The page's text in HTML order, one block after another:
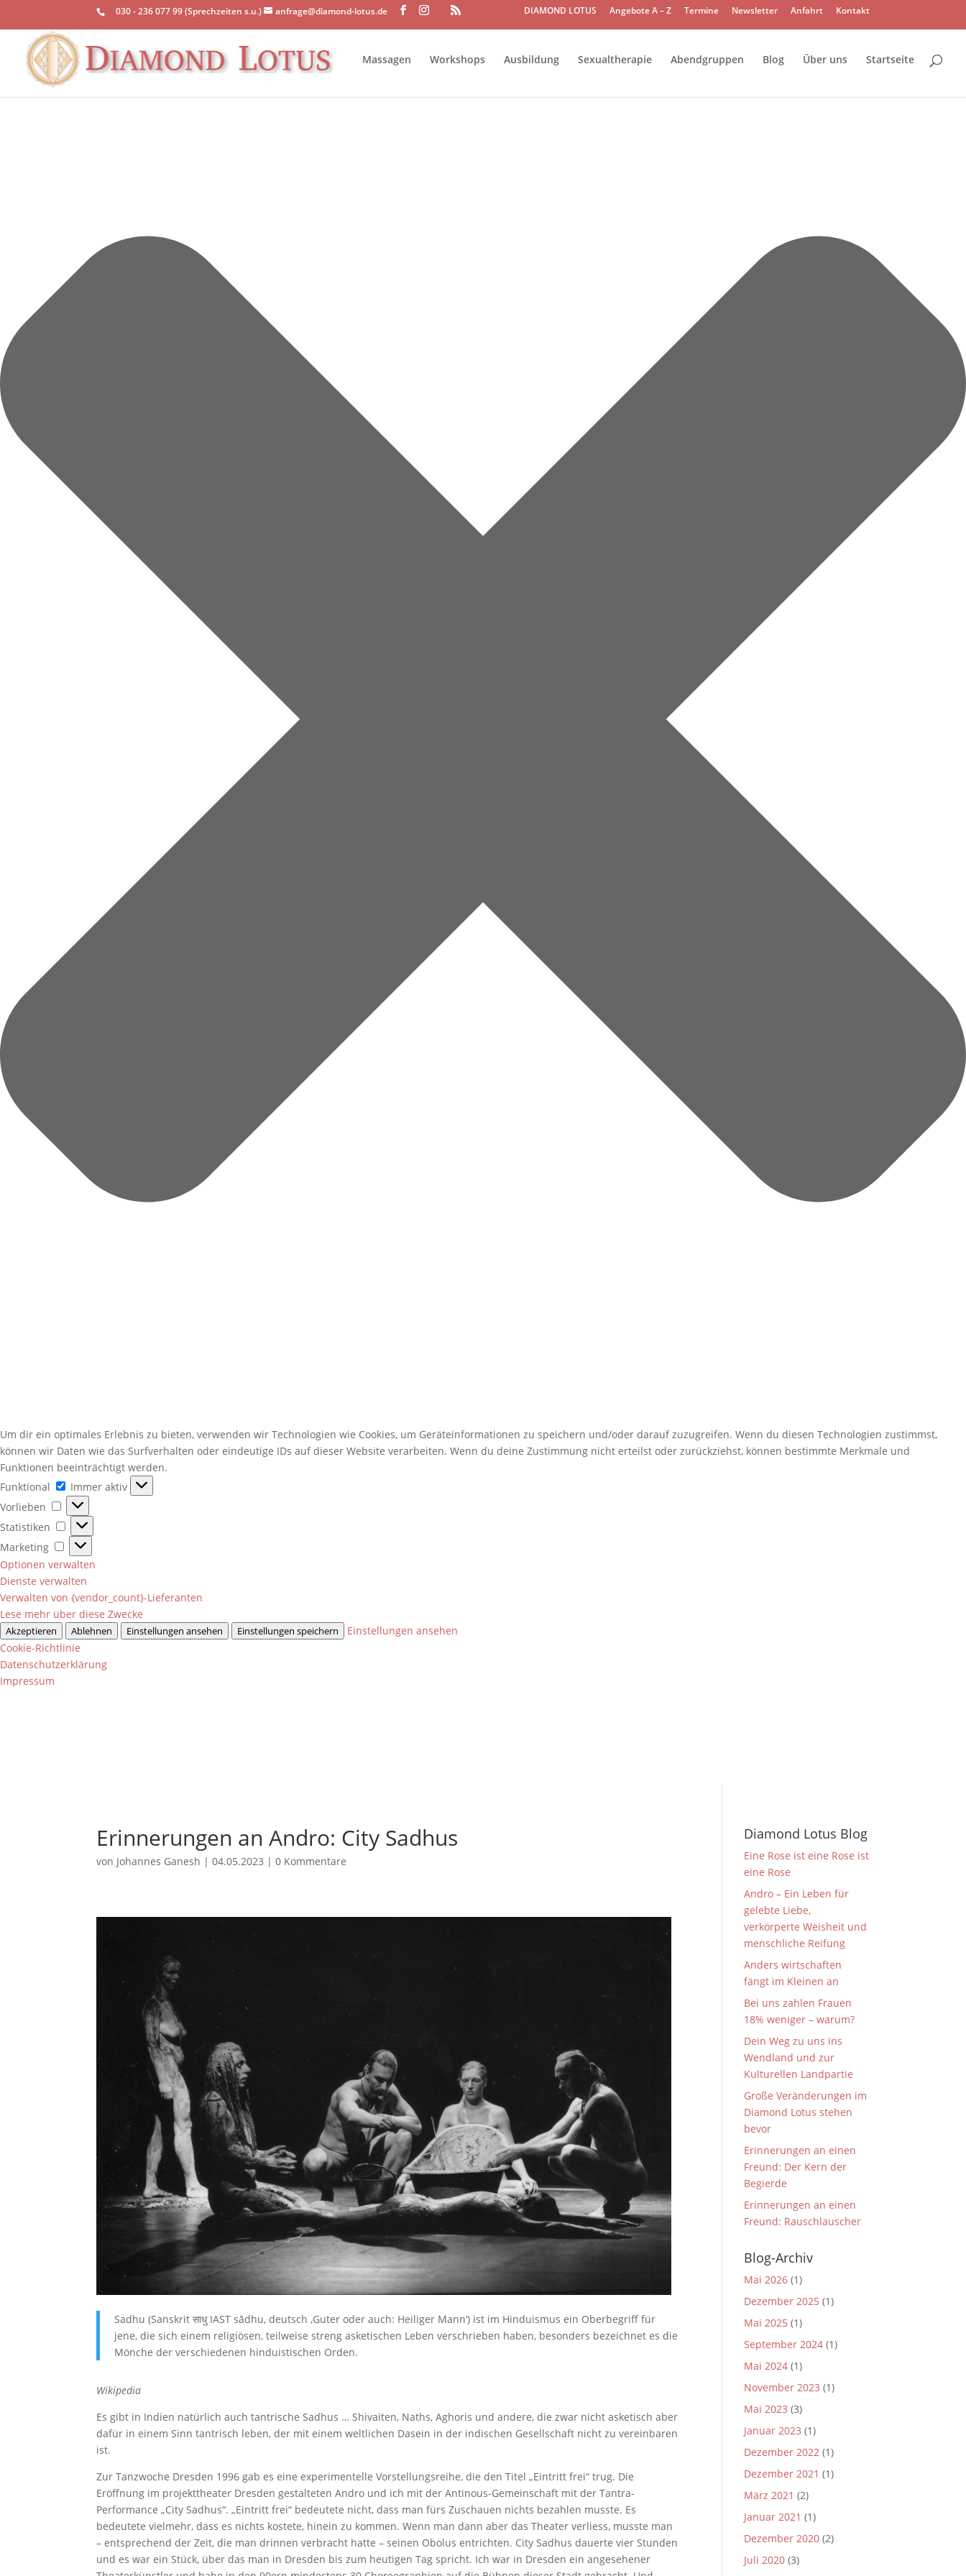
Einwilligung verwalten
Um dir ein optimales Erlebnis zu bieten, verwenden wir Technologien wie Cookies, um Geräteinformationen zu speichern und/oder darauf zuzugreifen. Wenn du diesen Technologien zustimmst,
können wir Daten wie das Surfverhalten oder eindeutige IDs auf dieser Website verarbeiten. Wenn du deine Zustimmung nicht erteilst oder zurückziehst, können bestimmte Merkmale und
Funktionen beeinträchtigt werden.
Funktional
Funktional
Immer aktiv
Vorlieben
Vorlieben
Statistiken
Statistiken
Marketing
Marketing
Optionen verwalten
Dienste verwalten
Verwalten von {vendor_count}-Lieferanten
Lese mehr über diese Zwecke
Akzeptieren Ablehnen Einstellungen ansehen Einstellungen speichern
Einstellungen ansehen
Cookie-Richtlinie
Datenschutzerklärung
Impressum
030 - 236 077 99 (Sprechzeiten s.u.) anfrage@diamond-lotus.de DIAMOND LOTUS Angebote A – Z Termine Newsletter Anfahrt Kontakt
Massagen Workshops Ausbildung Sexualtherapie Abendgruppen Blog Über uns Startseite
Erinnerungen an Andro: City Sadhus
von Johannes Ganesh |04.05.2023 |0 Kommentare
Sadhu (Sanskrit साधु IAST sādhu, deutsch ‚Guter oder auch: Heiliger Mann‘) ist im Hinduismus ein Oberbegriff für
jene, die sich einem religiösen, teilweise streng asketischen Leben verschrieben haben, besonders bezeichnet es die
Mönche der verschiedenen hinduistischen Orden.
Wikipedia
Es gibt in Indien natürlich auch tantrische Sadhus … Shivaiten, Naths, Aghoris und andere, die zwar nicht asketisch aber
dafür in einem Sinn tantrisch leben, der mit einem weltlichen Dasein in der indischen Gesellschaft nicht zu vereinbaren
ist.
Zur Tanzwoche Dresden 1996 gab es eine experimentelle Vorstellungsreihe, die den Titel „Eintritt frei“ trug. Die
Eröffnung im projekttheater Dresden gestalteten Andro und ich mit der Antinous-Gemeinschaft mit der Tantra-
Performance „City Sadhus“. „Eintritt frei“ bedeutete nicht, dass man fürs Zuschauen nichts bezahlen musste. Es
bedeutete vielmehr, dass es nichts kostete, hinein zu kommen. Wenn man dann aber das Theater verliess, musste man
– entsprechend der Zeit, die man drinnen verbracht hatte – seinen Obolus entrichten. City Sadhus dauerte vier Stunden
und es war ein Stück, über das man in Dresden bis zum heutigen Tag spricht. Ich war in Dresden ein angesehener
Diamond Lotus Blog
Eine Rose ist eine Rose ist
eine Rose
Andro – Ein Leben für
gelebte Liebe,
verkörperte Weisheit und
menschliche Reifung
Anders wirtschaften
fängt im Kleinen an
Bei uns zahlen Frauen
18% weniger – warum?
Dein Weg zu uns ins
Wendland und zur
Kulturellen Landpartie
Große Veränderungen im
Diamond Lotus stehen
bevor
Erinnerungen an einen
Freund: Der Kern der
Begierde
Erinnerungen an einen
Freund: Rauschlauscher
Blog-Archiv
Mai 2026 (1)
Dezember 2025 (1)
Mai 2025 (1)
September 2024 (1)
Mai 2024 (1)
November 2023 (1)
Mai 2023 (3)
Januar 2023 (1)
Dezember 2022 (1)
Dezember 2021 (1)
März 2021 (2)
Januar 2021 (1)
Dezember 2020 (2)
Juli 2020 (3)